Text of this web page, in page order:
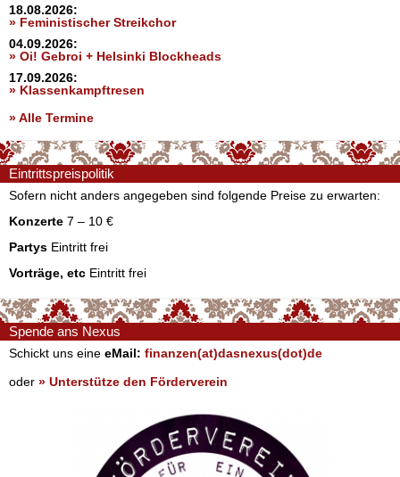
18.08.2026:
» Feministischer Streikchor
04.09.2026:
» Oi! Gebroi + Helsinki Blockheads
17.09.2026:
» Klassenkampftresen
» Alle Termine
Eintrittspreispolitik
Sofern nicht anders angegeben sind folgende Preise zu erwarten:
Konzerte 7 – 10 €
Partys Eintritt frei
Vorträge, etc Eintritt frei
Spende ans Nexus
Schickt uns eine eMail: finanzen(at)dasnexus(dot)de
oder » Unterstütze den Förderverein